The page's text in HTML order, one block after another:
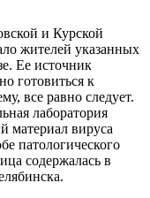
и Курской
жителей указанных
Ее источник
готовиться к
все равно следует.
лаборатория
вируса
патологического
содержалась в